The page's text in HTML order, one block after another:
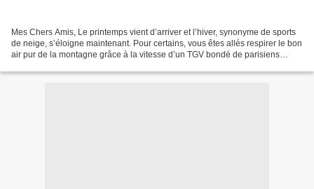
Mes Chers Amis, Le printemps vient d’arriver et l’hiver, synonyme de sports
de neige, s’éloigne maintenant. Pour certains, vous êtes allés respirer le bon
air pur de la montagne grâce à la vitesse d’un TGV bondé de parisiens